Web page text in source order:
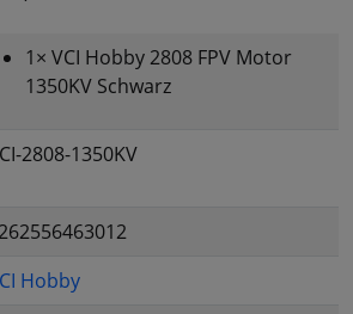
1× VCI Hobby 2808 FPV Motor
1350KV Schwarz
2808-1350KV
Hobby